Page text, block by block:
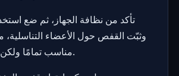
تأكد من نظافة الجهاز، ثم ضع
وثبّت القفص حول الأعضاء التناسلية،
مناسب تمامًا ولكن ليس ضيقًا جدًا.